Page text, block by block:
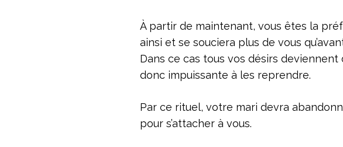
À partir de maintenant, vous êtes la
ainsi et se souciera plus de vous
Dans ce cas tous vos désirs
donc impuissante à les reprendre.
Par ce rituel, votre mari devra
pour s’attacher à vous.